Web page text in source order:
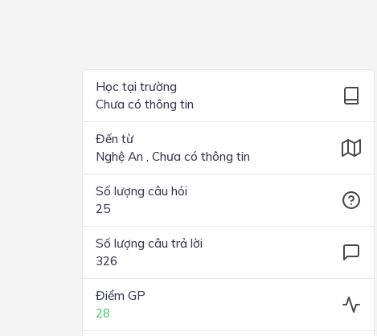
Lớp 2
Học tại trường
Chưa có thông tin
Đến từ
Nghệ An , Chưa có thông tin
Số lượng câu hỏi
25
Số lượng câu trả lời
326
Điểm GP
28